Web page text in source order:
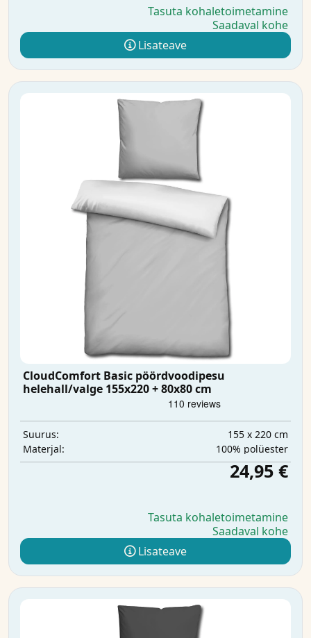
Tasuta kohaletoimetamine
Saadaval kohe
Lisateave
CloudComfort Basic pöördvoodipesu
helehall/valge 155x220 + 80x80 cm
Suurus:
155 x 220 cm
Materjal:
100% polüester
24,95 €
Tasuta kohaletoimetamine
Saadaval kohe
Lisateave